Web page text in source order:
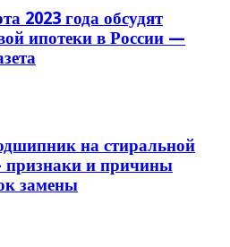
2023 года обсудят
ипотеки в России —
на стиральной
и причины
замены